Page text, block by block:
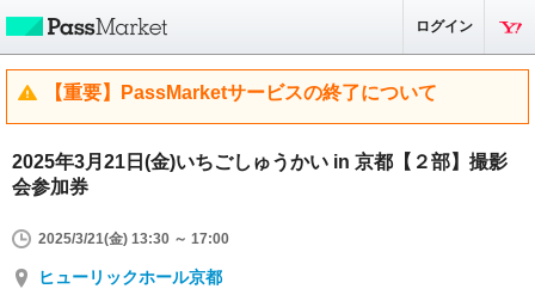
ログイン
【重要】PassMarketサービスの終了について
2025年3月21日(金)いちごしゅうかい in 京都【２部】撮影
会参加券
2025/3/21(金) 13:30 ～ 17:00
ヒューリックホール京都